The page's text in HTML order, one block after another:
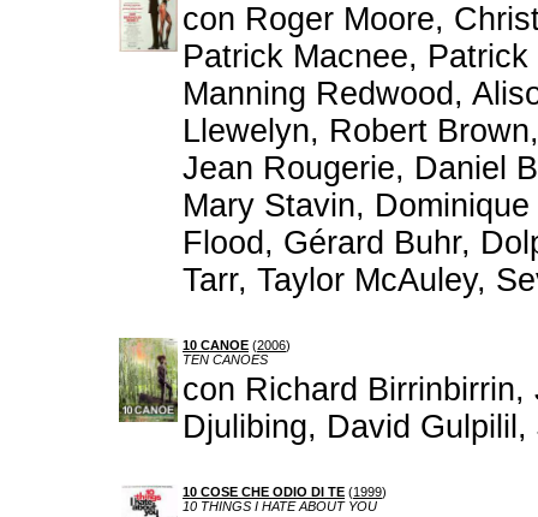
con Roger Moore,
Patrick Macnee,
Manning Redwood,
Llewelyn, Robert
Jean Rougerie, Daniel
Mary Stavin,
Flood, Gérard Buhr,
Tarr, Taylor McAuley,
10 CANOE (2006)
TEN CANOES
con Richard
Djulibing, David
10 COSE CHE ODIO DI TE (1999)
10 THINGS I HATE ABOUT YOU